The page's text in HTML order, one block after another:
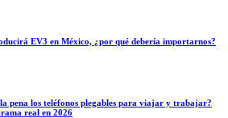
EV3 en México, ¿por qué debería importarnos?
pena los teléfonos plegables para viajar y trabajar?
real en 2026